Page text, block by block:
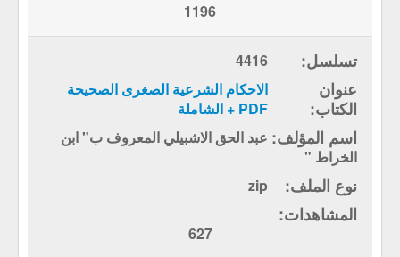
1196
4416
الاحكام الشرعية الصغرى الصحيحة
PDF + الشاملة
عبد الحق الاشبيلي المعروف ب" ابن
الخراط "
zip
627